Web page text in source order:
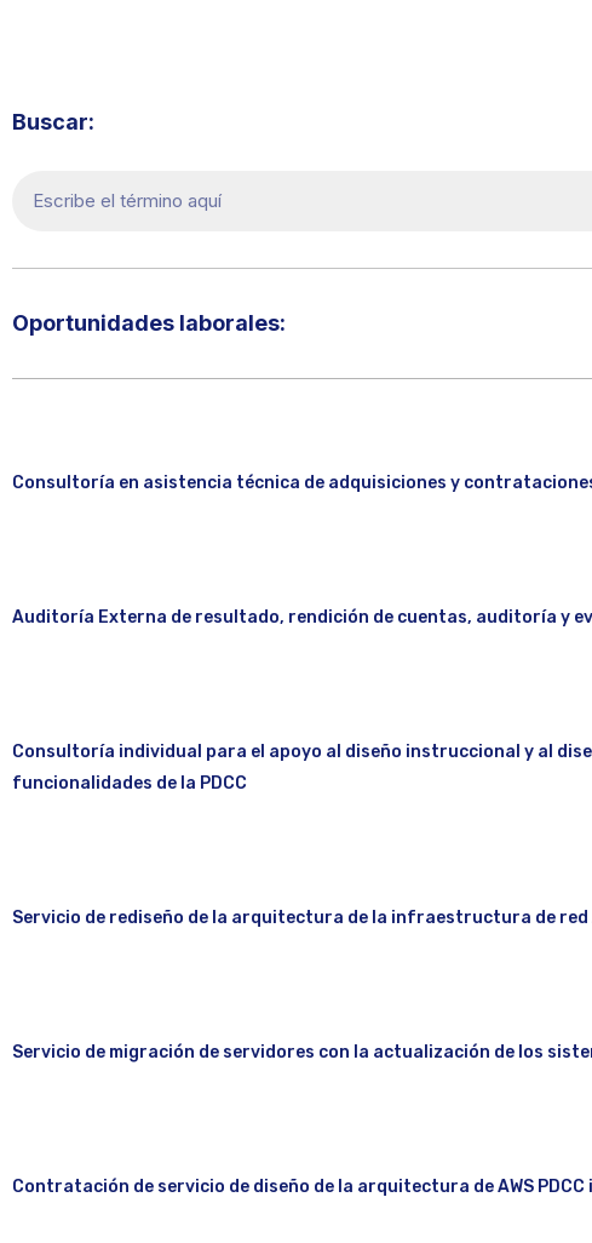
Buscar:
Oportunidades laborales:​
Consultoría en asistencia técnica de adquisiciones y
Auditoría Externa de resultado, rendición de cuentas, auditoría y
Consultoría individual para el apoyo al diseño instruccional y al
funcionalidades de la PDCC
Servicio de rediseño de la arquitectura de la infraestructura de red
Servicio de migración de servidores con la actualización de los
Contratación de servicio de diseño de la arquitectura de AWS